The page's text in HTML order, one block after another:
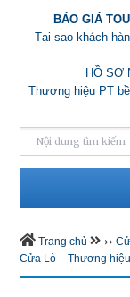
BÁO GIÁ
Tại sao khách
HỒ SƠ
Thương hiệu PT
Trang chủ ››
Cửa Lò – Thương